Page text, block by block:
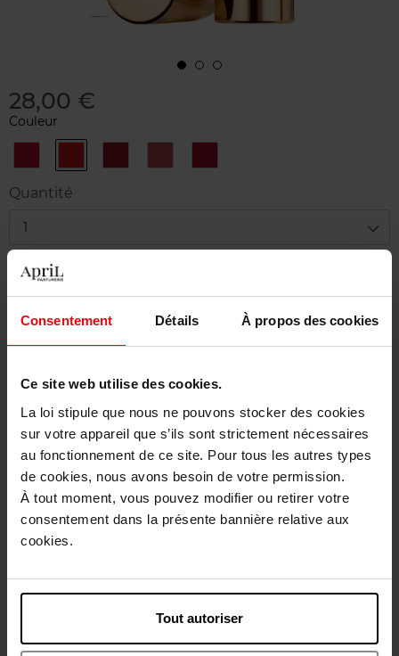
Consentement Détails À propos des cookies
Ce site web utilise des cookies.
La loi stipule que nous ne pouvons stocker des cookies
sur votre appareil que s’ils sont strictement nécessaires
au fonctionnement de ce site. Pour tous les autres types
de cookies, nous avons besoin de votre permission.
À tout moment, vous pouvez modifier ou retirer votre
consentement dans la présente bannière relative aux
cookies.
Tout autoriser
28,00 €
Couleur
Rouge
Tuxedo
OrangeToniqueAfriqueCape
Quantité
1
Livraison
Cet article n'est plus disponible pour le moment
Livraison gratuite à partir de 50€
Retour gratuit dans votre magasin
Description
Caractéristiques